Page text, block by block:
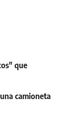
que
camioneta